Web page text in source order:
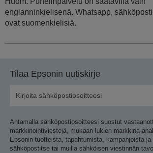
englanninkielisenä. Whatsapp,
ovat suomenkielisiä.
Tilaa Epsonin uutiskirje
Antamalla sähköpostiosoitteesi suostut
markkinointiviestejä, mukaan lukien markkina-
Epsonin tuotteista, tapahtumista, kampanjoista ja
sähköpostitse tai muilla sähköisen viestinnän